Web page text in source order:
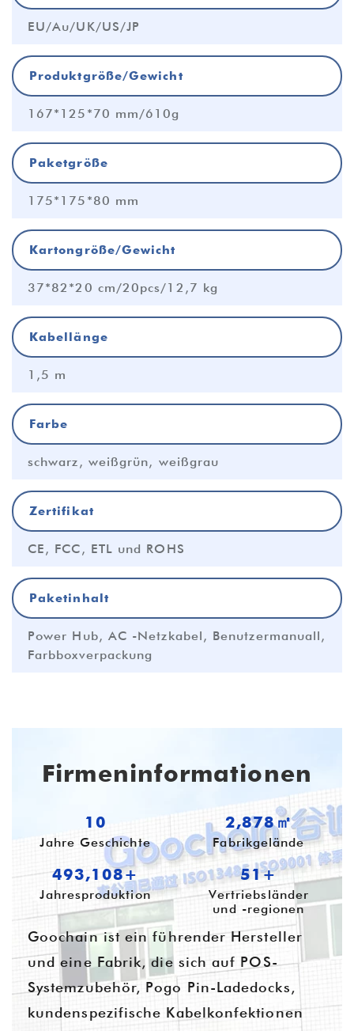
EU/Au/UK/US/JP
Produktgröße/Gewicht
167*125*70 mm/610g
Paketgröße
175*175*80 mm
Kartongröße/Gewicht
37*82*20 cm/20pcs/12,7 kg
Kabellänge
1,5 m
Farbe
schwarz, weißgrün, weißgrau
Zertifikat
CE, FCC, ETL und ROHS
Paketinhalt
Power Hub, AC -Netzkabel, Benutzermanuall,
Farbboxverpackung
Firmeninformationen
10
Jahre Geschichte
3,718㎡
Fabrikgelände
637,043+
Jahresproduktion
54+
Vertriebsländer
und -regionen
Goochain ist ein führender Hersteller
und eine Fabrik, die sich auf POS-
Systemzubehör, Pogo Pin-Ladedocks,
kundenspezifische Kabelkonfektionen